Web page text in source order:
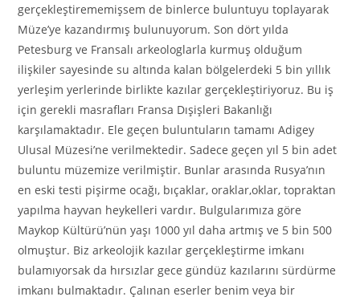
gerçekleştirememişsem de binlerce buluntuyu toplayarak
Müze’ye kazandırmış bulunuyorum. Son dört yılda
Petesburg ve Fransalı arkeologlarla kurmuş olduğum
ilişkiler sayesinde su altında kalan bölgelerdeki 5 bin yıllık
yerleşim yerlerinde birlikte kazılar gerçekleştiriyoruz. Bu iş
için gerekli masrafları Fransa Dışişleri Bakanlığı
karşılamaktadır. Ele geçen buluntuların tamamı Adigey
Ulusal Müzesi’ne verilmektedir. Sadece geçen yıl 5 bin adet
buluntu müzemize verilmiştir. Bunlar arasında Rusya’nın
en eski testi pişirme ocağı, bıçaklar, oraklar,oklar, topraktan
yapılma hayvan heykelleri vardır. Bulgularımıza göre
Maykop Kültürü’nün yaşı 1000 yıl daha artmış ve 5 bin 500
olmuştur. Biz arkeolojik kazılar gerçekleştirme imkanı
bulamıyorsak da hırsızlar gece gündüz kazılarını sürdürme
imkanı bulmaktadır. Çalınan eserler benim veya bir